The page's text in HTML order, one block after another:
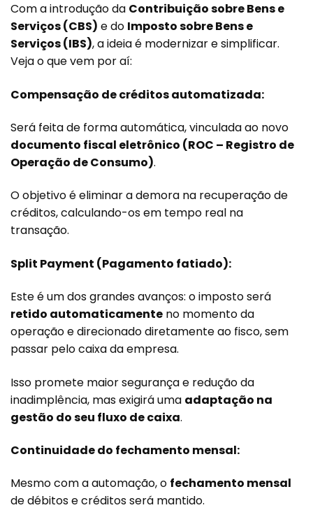
Com a introdução da Contribuição sobre Bens e
Serviços (CBS) e do Imposto sobre Bens e
Serviços (IBS), a ideia é modernizar e simplificar.
Veja o que vem por aí:
Compensação de créditos automatizada:
Será feita de forma automática, vinculada ao novo
documento fiscal eletrônico (ROC – Registro de
Operação de Consumo).
O objetivo é eliminar a demora na recuperação de
créditos, calculando-os em tempo real na
transação.
Split Payment (Pagamento fatiado):
Este é um dos grandes avanços: o imposto será
retido automaticamente no momento da
operação e direcionado diretamente ao fisco, sem
passar pelo caixa da empresa.
Isso promete maior segurança e redução da
inadimplência, mas exigirá uma adaptação na
gestão do seu fluxo de caixa.
Continuidade do fechamento mensal:
Mesmo com a automação, o fechamento mensal
de débitos e créditos será mantido.